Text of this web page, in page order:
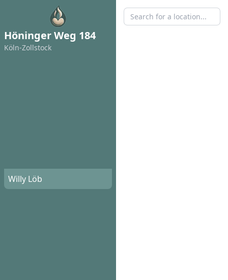
Höninger Weg 184
Köln-Zollstock
Willy Löb